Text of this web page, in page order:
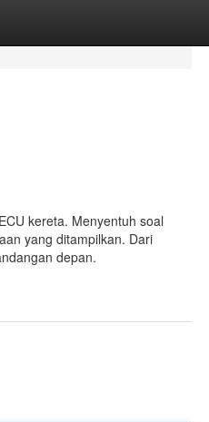
kereta. Menyentuh soal
yang ditampilkan. Dari
depan.